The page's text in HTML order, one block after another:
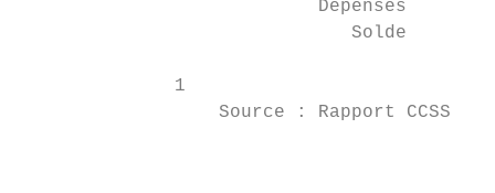
Dépenses
Solde
              1
Source : Rapport CCSS de